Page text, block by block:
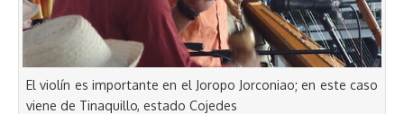
El violín es importante en el Joropo Jorconiao; en este caso
viene de Tinaquillo, estado Cojedes